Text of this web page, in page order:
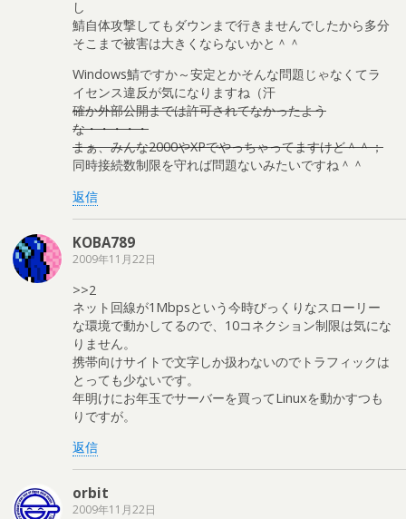
し
鯖自体攻撃してもダウンまで行きませんでしたから多分
そこまで被害は大きくならないかと＾＾
Windows鯖ですか～安定とかそんな問題じゃなくてラ
イセンス違反が気になりますね（汗
確か外部公開までは許可されてなかったよう
な・・・・・
まぁ、みんな2000やXPでやっちゃってますけど＾＾；
同時接続数制限を守れば問題ないみたいですね＾＾
返信
KOBA789
2009年11月22日
>>2
ネット回線が1Mbpsという今時びっくりなスローリー
な環境で動かしてるので、10コネクション制限は気にな
りません。
携帯向けサイトで文字しか扱わないのでトラフィックは
とっても少ないです。
年明けにお年玉でサーバーを買ってLinuxを動かすつも
りですが。
返信
orbit
2009年11月22日